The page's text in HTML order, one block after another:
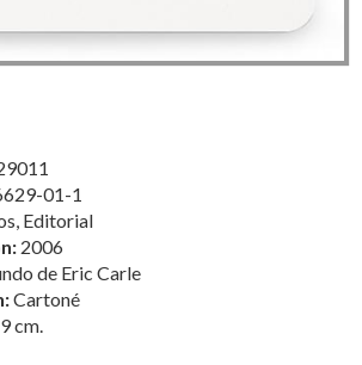
01-1
Editorial
2006
de Eric Carle
Cartoné
cm.